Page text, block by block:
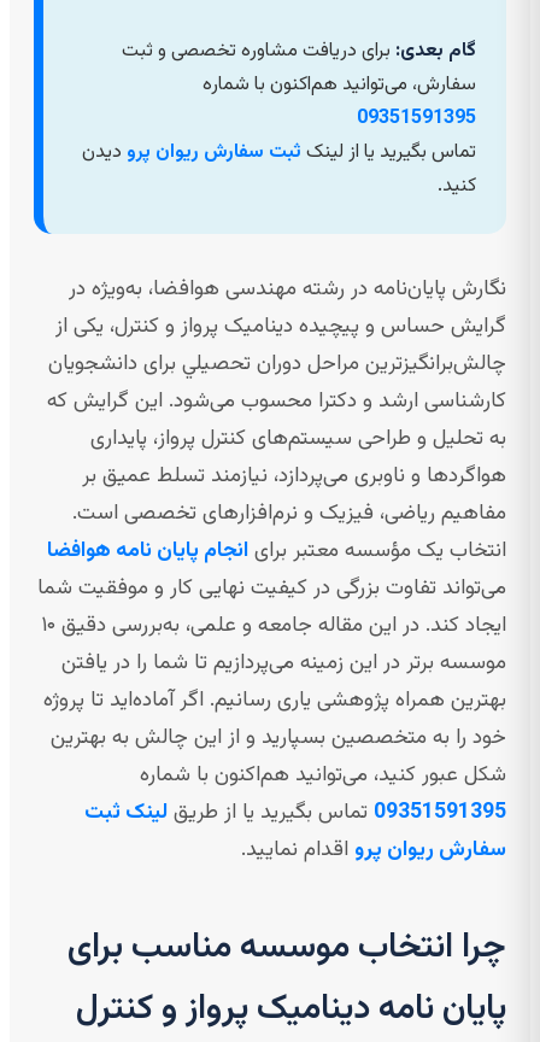
گام بعدی: برای دریافت مشاوره تخصصی و ثبت
سفارش، می‌توانید هم‌اکنون با شماره
09351591395
تماس بگیرید یا از لینک ثبت سفارش ریوان پرو دیدن
کنید.
نگارش پایان‌نامه در رشته مهندسی هوافضا، به‌ویژه در
گرایش حساس و پیچیده دینامیک پرواز و کنترل، یکی از
چالش‌برانگیزترین مراحل دوران تحصیلي برای دانشجویان
کارشناسی ارشد و دکترا محسوب می‌شود. این گرایش که
به تحلیل و طراحی سیستم‌های کنترل پرواز، پایداری
هواگردها و ناوبری می‌پردازد، نیازمند تسلط عمیق بر
مفاهیم ریاضی، فیزیک و نرم‌افزارهای تخصصی است.
انتخاب یک مؤسسه معتبر برایانجام پایان نامه هوافضا
می‌تواند تفاوت بزرگی در کیفیت نهایی کار و موفقیت شما
ایجاد کند. در این مقاله جامعه و علمی، به‌بررسی دقیق ۱۰
موسسه برتر در این زمینه می‌پردازیم تا شما را در یافتن
بهترین همراه پژوهشی یاری رسانیم. اگر آماده‌اید تا پروژه
خود را به متخصصین بسپارید و از این چالش به بهترین
شکل عبور کنید، می‌توانید هم‌اکنون با شماره
09351591395 تماس بگیرید یا از طریقلینک ثبت
سفارش ریوان پرو اقدام نمایید.
چرا انتخاب موسسه مناسب برای
پایان نامه دینامیک پرواز و کنترل